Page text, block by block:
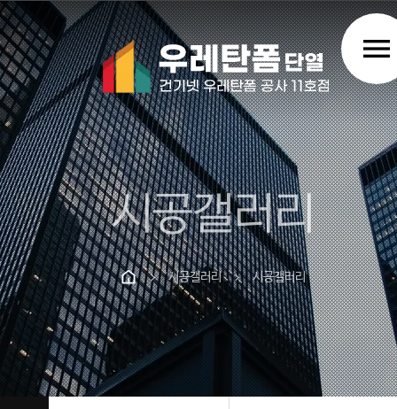
menu
시공갤러리
chevron_right 시공갤러리 chevron_right 시공갤러리